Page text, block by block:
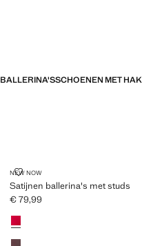
BALLERINA'SSCHOENEN MET
NEW NOW
Satijnen ballerina's met studs
SATIJNEN BALLERINA'S MET
Huidige prijs [€ 79,99 ]
€ 79,99
Kleuren